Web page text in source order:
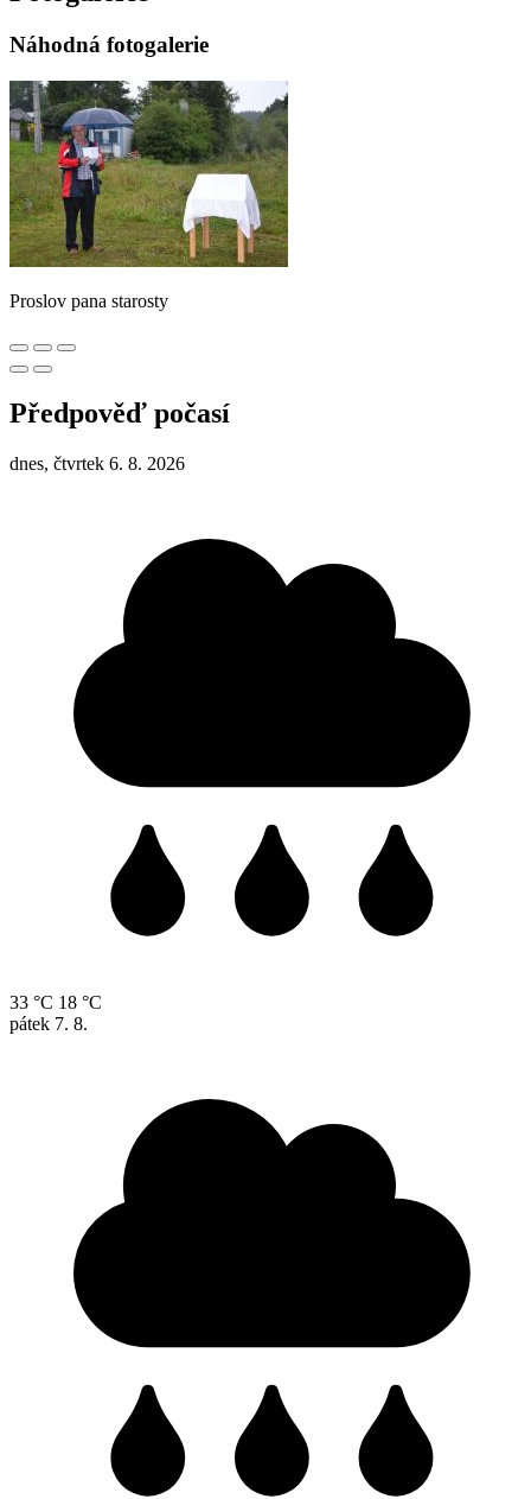
Náhodná fotogalerie
Proslov pana starosty
Předpověď počasí
dnes, čtvrtek 6. 8. 2026
33 °C 18 °C
pátek 7. 8.